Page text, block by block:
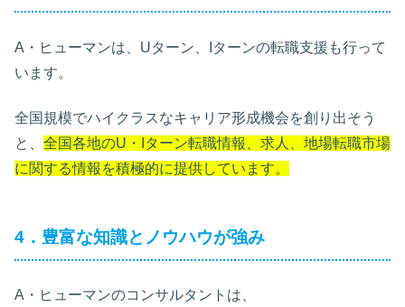
A・ヒューマンは、Uターン、Iターンの転職支援も行って
います。
全国規模でハイクラスなキャリア形成機会を創り出そう
と、 全国各地のU・Iターン転職情報、求人、地場転職市場
に関する情報を積極的に提供しています。
4．豊富な知識とノウハウが強み
A・ヒューマンのコンサルタントは、